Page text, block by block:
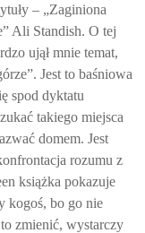
– „Zaginiona
Ali Standish. O tej
ujął mnie temat,
Jest to baśniowa
spod dyktatu
takiego miejsca
domem. Jest
rozumu z
książka pokazuje
kogoś, bo go nie
zmienić, wystarczy